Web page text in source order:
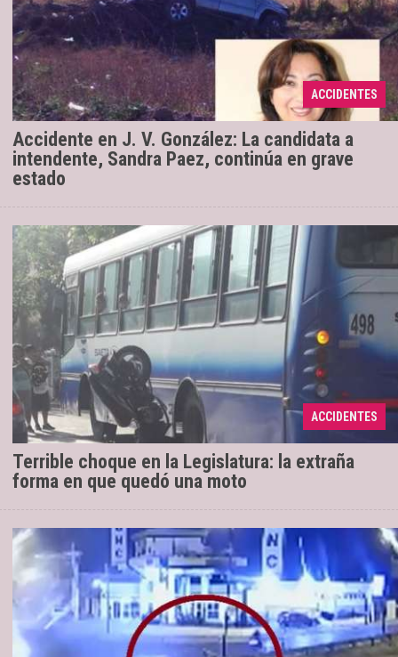
ACCIDENTES
Accidente en J. V. González: La candidata a
intendente, Sandra Paez, continúa en grave
estado
11/11/2019 Según el último reporte recibido desde
Prensa de la Policía, la mujer se encuentra en terapia
intensiva con shock hipovolémico y fractura de
pelvis. ...
ACCIDENTES
Terrible choque en la Legislatura: la extraña
forma en que quedó una moto
30/10/2019 El siniestro se produjo cerca de las 8.30,
en la esquina de Rivadavia y Mitre.